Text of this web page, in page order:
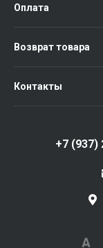
Оплата
Возврат товара
Контакты
+7 (937)